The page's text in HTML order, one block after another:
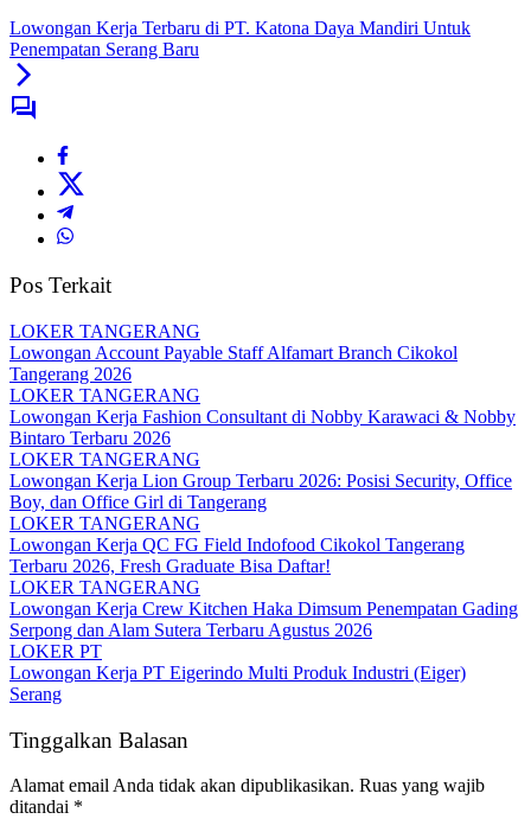
Lowongan Kerja Terbaru di PT. Katona Daya Mandiri Untuk
Penempatan Serang Baru
Pos Terkait
LOKER TANGERANG
Lowongan Account Payable Staff Alfamart Branch Cikokol
Tangerang 2026
LOKER TANGERANG
Lowongan Kerja Fashion Consultant di Nobby Karawaci & Nobby
Bintaro Terbaru 2026
LOKER TANGERANG
Lowongan Kerja Lion Group Terbaru 2026: Posisi Security, Office
Boy, dan Office Girl di Tangerang
LOKER TANGERANG
Lowongan Kerja QC FG Field Indofood Cikokol Tangerang
Terbaru 2026, Fresh Graduate Bisa Daftar!
LOKER TANGERANG
Lowongan Kerja Crew Kitchen Haka Dimsum Penempatan Gading
Serpong dan Alam Sutera Terbaru Agustus 2026
LOKER PT
Lowongan Kerja PT Eigerindo Multi Produk Industri (Eiger)
Serang
Tinggalkan Balasan
Alamat email Anda tidak akan dipublikasikan. Ruas yang wajib
ditandai *